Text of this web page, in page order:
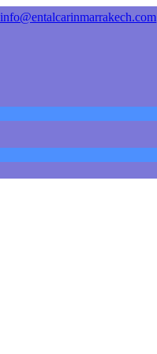
info@entalcarinmarrakech.com